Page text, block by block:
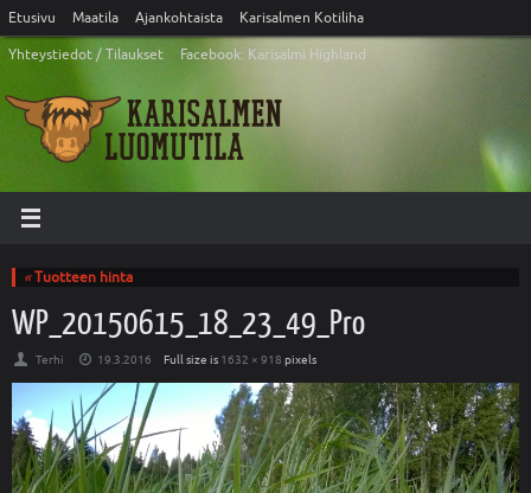
Etusivu Maatila Ajankohtaista
Karisalmen Kotiliha
Yhteystiedot / Tilaukset
Facebook: Karisalmi Highland
«Tuotteen hinta
WP_20150615_18_23_49_Pro
Terhi 19.3.2016 Full size is 1632 × 918 pixels